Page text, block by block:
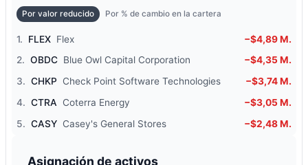
Por valor reducido Por % de cambio en la cartera
1. FLEX Flex
−$4,89 M.
2. OBDC Blue Owl Capital Corporation
−$4,35 M.
3. CHKP Check Point Software Technologies
−$3,74 M.
4. CTRA Coterra Energy
−$3,05 M.
5. CASY Casey's General Stores −$2,48 M.
Asignación de activos